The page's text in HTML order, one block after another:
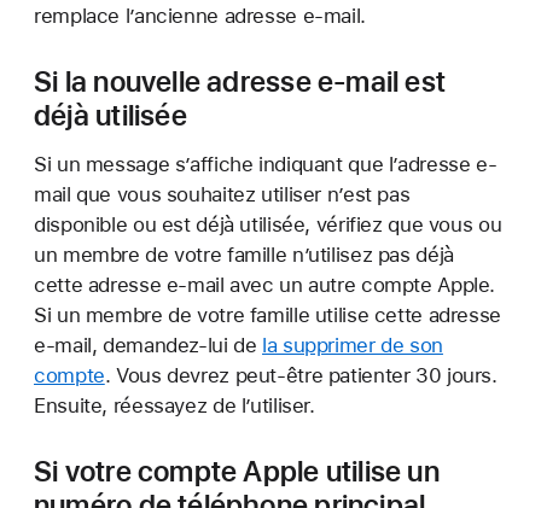
remplace l’ancienne adresse e-mail.
Si la nouvelle adresse e-mail est
déjà utilisée
Si un message s’affiche indiquant que l’adresse e-
mail que vous souhaitez utiliser n’est pas
disponible ou est déjà utilisée, vérifiez que vous ou
un membre de votre famille n’utilisez pas déjà
cette adresse e-mail avec un autre compte Apple.
Si un membre de votre famille utilise cette adresse
e-mail, demandez-lui de la supprimer de son
compte. Vous devrez peut-être patienter 30 jours.
Ensuite, réessayez de l’utiliser.
Si votre compte Apple utilise un